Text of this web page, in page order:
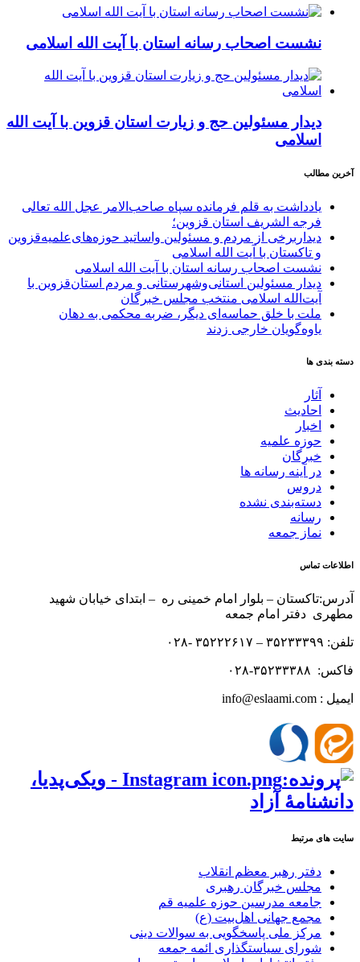
نشست اصحاب رسانه استان با آیت الله اسلامی
دیدار مسئولین حج و زیارت استان قزوین با آیت الله
اسلامی
آخرین مطالب
یادداشت به قلم فرمانده سپاه صاحب‌الامر عجل الله تعالی
فرجه الشریف استان قزوین؛
دیداربرخی از مردم و مسئولین واساتید حوزه‌های‌علمیه‌قزوین
و تاکستان با آیت الله اسلامی
نشست اصحاب رسانه استان با آیت الله اسلامی
دیدار مسئولین استانی‌وشهرستانی و مردم‌ استان‌قزوین با
آیت‌الله‌ اسلامی منتخب مجلس‌ خبرگان
ملت با خلق حماسه‌ای دیگر، ضربه محکمی به دهان
یاوه‌گویان خارجی زدند
دسته بندی ها
آثار
احادیث
اخبار
حوزه علمیه
خبرگان
در آینه رسانه ها
دروس
دسته‌بندی نشده
رسانه
نماز جمعه
اطلاعات تماس
آدرس:تاکستان – بلوار امام خمینی ره – ابتدای خیابان شهید
مطهری دفتر امام جمعه
تلفن: ۳۵۲۳۳۳۹۹ – ۳۵۲۲۲۶۱۷ -۰۲۸
فاکس: ۳۵۲۳۳۳۸۸-۰۲۸
ایمیل : info@eslaami.com
سایت های مرتبط
دفتر رهبر معظم انقلاب
مجلس خبرگان رهبری
جامعه مدرسین حوزه علمیه قم
مجمع جهانی اهل‌بیت (ع)
مرکز ملی پاسخگویی به سوالات دینی
شورای سیاستگذاری ائمه جمعه